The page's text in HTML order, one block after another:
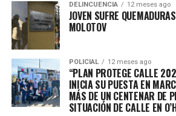
DELINCUENCIA 12 meses ago
JOVEN SUFRE
MOLOTOV
POLICIAL 12 meses ago
“PLAN PROTEGE CALLE
INICIA SU PUESTA EN
MÁS DE UN CENTENAR DE
SITUACIÓN DE CALLE EN